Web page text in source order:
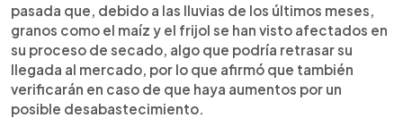
pasada que, debido a las lluvias de los últimos meses,
granos como el maíz y el frijol se han visto afectados en
su proceso de secado, algo que podría retrasar su
llegada al mercado, por lo que afirmó que también
verificarán en caso de que haya aumentos por un
posible desabastecimiento.